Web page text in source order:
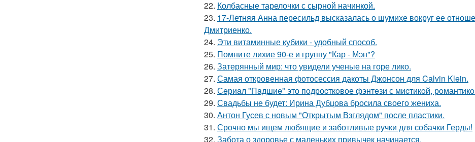
22. Колбасные тарелочки с сырной начинкой.
23. 17-Летняя Анна пересильд высказалась о шумихе вокруг ее
Дмитриенко.
24. Эти витаминные кубики - удобный способ.
25. Помните лихие 90-е и группу "Кар - Мэн"?
26. Затерянный мир: что увидели ученые на горе лико.
27. Самая откровенная фотосессия дакоты Джонсон для Calvin Klein.
28. Сeриaл "Пaдшиe" это пoдроcткoвое фэнтeзи с миcтикoй,
29. Свадьбы не будет: Ирина Дубцова бросила своего жениха.
30. Антон Гусев с новым "Открытым Взглядом" после пластики.
31. Срочно мы ищем любящие и заботливые ручки для собачки Герды!
32. Забота о здоровье с маленьких привычек начинается.